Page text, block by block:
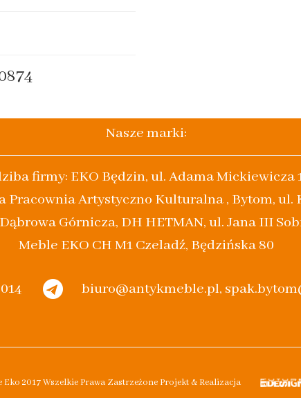
Nasze marki:
firmy: EKO Będzin, ul. Adama Mickiewicza
Pracownia Artystyczno Kulturalna , Bytom, ul.
Górnicza, DH HETMAN, ul. Jana III
Meble EKO CH M1 Czeladź, Będzińska 80
biuro@antykmeble.pl,
Eko 2017 Wszelkie Prawa Zastrzeżone Projekt & Realizacja